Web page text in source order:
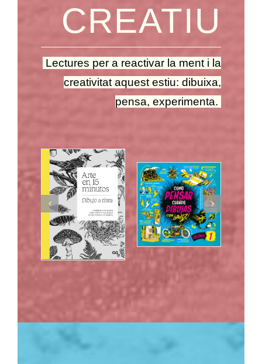
CREATIU
Lectures per a reactivar la ment i la
creativitat aquest estiu: dibuixa,
pensa, experimenta.